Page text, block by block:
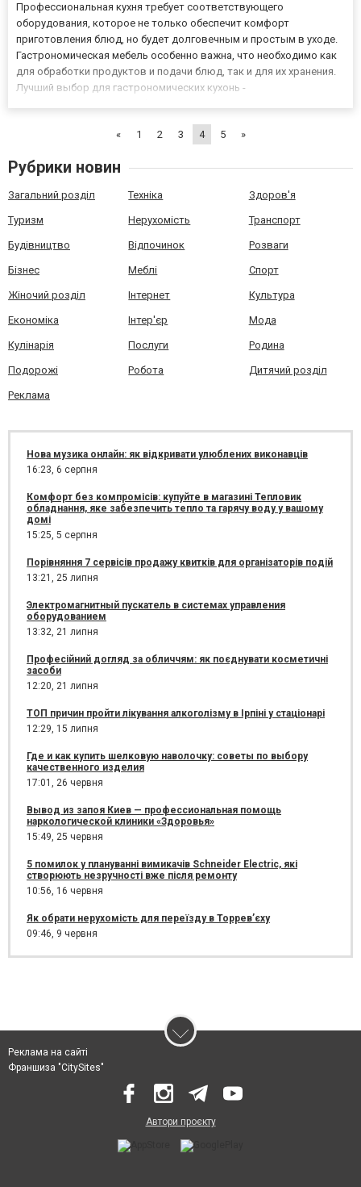
Профессиональная кухня требует соответствующего
оборудования, которое не только обеспечит комфорт
приготовления блюд, но будет долговечным и простым в уходе.
Гастрономическая мебель особенно важна, что необходимо как
для обработки продуктов и подачи блюд, так и для их хранения.
Лучший выбор для гастрономических кухонь -
Гастрономические предметы мебели должны не...
« 1 2 3 4 5 »
Рубрики новин
Загальний розділ Техніка Здоров'я
Туризм Нерухомість Транспорт
Будівництво Відпочинок Розваги
Бізнес Меблі Спорт
Жіночий розділ Інтернет Культура
Економіка Інтер'єр Мода
Кулінарія Послуги Родина
Подорожі Робота Дитячий розділ
Реклама
Нова музика онлайн: як відкривати улюблених виконавців
16:23, 6 серпня
Комфорт без компромісів: купуйте в магазині Тепловик
обладнання, яке забезпечить тепло та гарячу воду у вашому
домі
15:25, 5 серпня
Порівняння 7 сервісів продажу квитків для організаторів подій
13:21, 25 липня
Электромагнитный пускатель в системах управления
оборудованием
13:32, 21 липня
Професійний догляд за обличчям: як поєднувати косметичні
засоби
12:20, 21 липня
ТОП причин пройти лікування алкоголізму в Ірпіні у стаціонарі
12:29, 15 липня
Где и как купить шелковую наволочку: советы по выбору
качественного изделия
17:01, 26 червня
Вывод из запоя Киев — профессиональная помощь
наркологической клиники «Здоровья»
15:49, 25 червня
5 помилок у плануванні вимикачів Schneider Electric, які
створюють незручності вже після ремонту
10:56, 16 червня
Як обрати нерухомість для переїзду в Торрев’єху
09:46, 9 червня
Реклама на сайті
Франшиза "CitySites"
Автори проєкту